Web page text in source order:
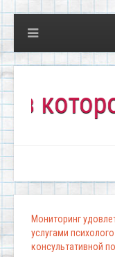
Мониторинг
услугами
консультативной